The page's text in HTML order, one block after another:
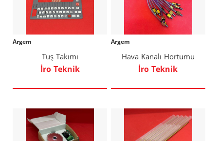
Argem
Tuş Takımı
İro Teknik
Argem
Hava Kanalı Hortumu
İro Teknik